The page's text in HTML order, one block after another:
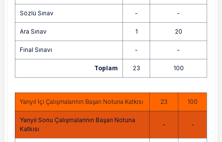
Sözlü Sınav - -
Ara Sınav 1 20
Final Sınavı - -
Toplam 23 100
Yarıyıl İçi Çalışmalarının Başarı Notuna Katkısı 23 100
Yarıyıl Sonu Çalışmalarının Başarı Notuna
Katkısı
- -